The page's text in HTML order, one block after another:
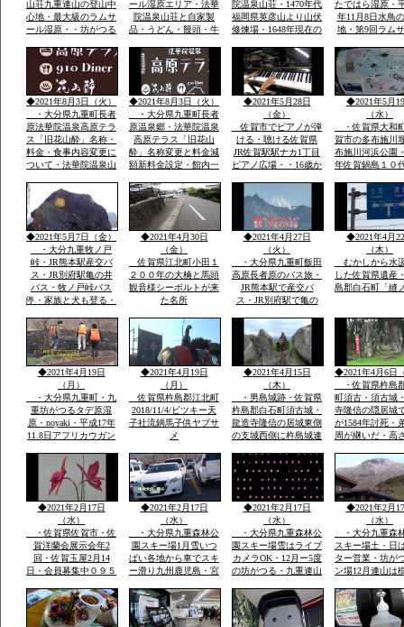
山荘九重連山の登山中
心地・最大級のラムサ
ール湿原・・坊がつる
山者に山をインタビュ
ウ
ール湿原エリア・法華
院温泉山荘と自家製
品・うどん・饅頭・牛
類・オリジナル専用お
土産・すべて一味違
う・天然温泉とお酒・
国際ラムサール湿原坊
がつるでテン泊・畳に
院温泉山荘・1470年代
福岡県英彦山より山伏
修煉場・1648年現在の
音・不動明王・毘沙門
天・江戸時代武田藩の
祈願所・明治15年本
坊・支所は消失24代弘
蔵孟夫が山宿
たではら湿原・
年11月8日水鳥
地・第9回ラム
内最大級標高１
から１２００ｍ
の野焼・地元ボ
アで環境維
◆2021年8月3日（火）
・大分県九重町長者
原法華院温泉高原テラ
ス「旧花山酔」名称・
料金・食事内容変更に
ついて・法華院温泉山
明・パソコン可・
hi/fiok/九重連山登山・
国内最大級のラムサー
ル湿原エリアなど
◆2021年8月3日（火）
・大分県九重町長者
原温泉郷・法華院温泉
高原テラス「旧花山
酔」名称変更と料金減
額新料金設定・館内一
荘27代目荘主・弘蔵岳
久より説明ご挨拶ご案
内いたします・家族で
レーズナブルで
◆2021年5月28日
（金）
佐賀市でピアノが弾
ける・聴ける佐賀県
JR佐賀駅駅ナカ1丁目
ピアノ広場・・16歳か
ける人応援求
◆2021年5月
（水）
・佐賀県大和
賀市の多布施川
布施川河浜公園
年佐賀鍋島１０
「多布施川河岬
園」トンボ王
◆2021年5月7日（金）
・大分九重牧ノ戸
峠・JR熊本駅産交バ
ス・JR別府駅亀の井
バス・牧ノ戸峠バス
停・家族と犬も登る・
ース
◆2021年4月30日
（金）
佐賀県江北町小田１
２００年の大楠と馬頭
観音様シーボルトが来
た名所
◆2021年4月27日
（火）
・大分県九重町飯田
高原長者原のバス旅・
JR熊本駅で産交バ
ス・JR別府駅で亀の
級ラムサール坊がつる
たではら湿原・ミヤマ
キリシマ九重連山法華
院温泉
◆2021年4月
（木）
むかしから水
した佐賀県遺産
島郡白石町「縫
◆2021年4月19日
（月）
・大分県九重町・九
重坊がつるタデ原湿
原・noyaki・平成17年
11.8日アフリカウガン
ル湿原にタデ原３８
ha・坊がつる５３ha・
九重の自然をまのる会
◆2021年4月19日
（月）
佐賀県杵島郡江北町
2018/11/4/ビツキー天
子社流鏑馬子供ヤブサ
メ
◆2021年4月15日
（木）
・男島城跡・佐賀県
杵島郡白石町須古城・
龍造寺隆信の居城東側
の支城西側に杵島城連
鎮西屈指の堅城
◆2021年4月6日
・佐賀県杵島
町須古・須古城
寺隆信の隠居城
が1584年討死・
周が継いだ・高
２年天文年間か
年築城
◆2021年2月17日
（水）
・佐賀県佐賀市・佐
賀洋蘭会展示会年2
回・佐賀玉屋2月14
日・会員募集中０９５
大島・栽培管理など
◆2021年2月17日
（水）
・大分県九重森林公
園スキー場1月雪いつ
ぱい各地から車でスキ
ー滑り九州鹿児島・宮
から・レンタルウェア
一流メーカー用意
◆2021年2月17日
（水）
・大分県九重森林公
園スキー場雪はライブ
カメラOK・12月ー5度
の坊がつる・九重連山
荘九州最高所１３０３
ｍ天然温泉
◆2021年2月
（水）
・大分九重森
スキー場土・日
ター営業・坊が
ン場12月連山は
山１９９５・１
257年ぶり噴火
りできる法華院